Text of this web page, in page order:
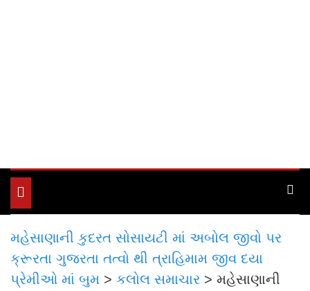
Toggle
navigation
મહેસાણાની કુદરત સોસાયટી માં અબોલ જીવો પર
ક્રૂરતા ગુજરતા તત્વો થી ત્રાહિમામ જીવ દયા
પ્રેમીઓ માં બુમ > કલોલ સમાચાર > મહેસાણાની